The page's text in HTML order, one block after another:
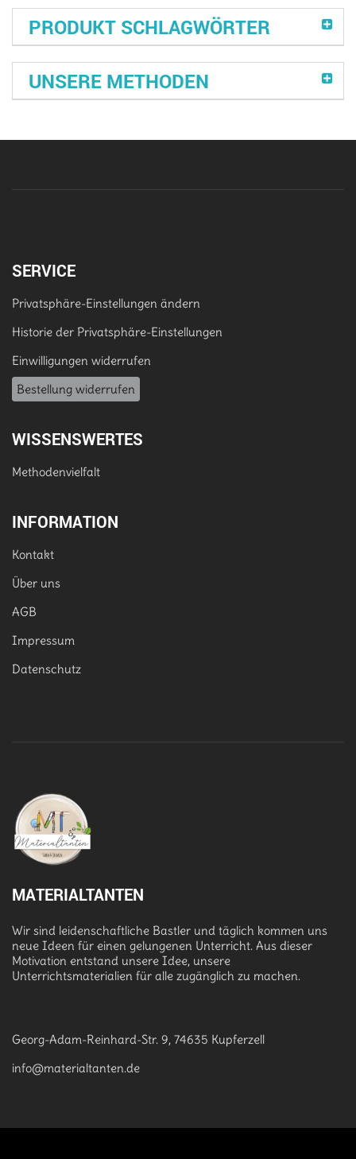
PRODUKT SCHLAGWÖRTER
UNSERE METHODEN
SERVICE
Privatsphäre-Einstellungen ändern
Historie der Privatsphäre-Einstellungen
Einwilligungen widerrufen
Bestellung widerrufen
WISSENSWERTES
Methodenvielfalt
INFORMATION
Kontakt
Über uns
AGB
Impressum
Datenschutz
MATERIALTANTEN
Wir sind leidenschaftliche Bastler und täglich kommen uns
neue Ideen für einen gelungenen Unterricht. Aus dieser
Motivation entstand unsere Idee, unsere
Unterrichtsmaterialien für alle zugänglich zu machen.
Georg-Adam-Reinhard-Str. 9, 74635 Kupferzell
info@materialtanten.de